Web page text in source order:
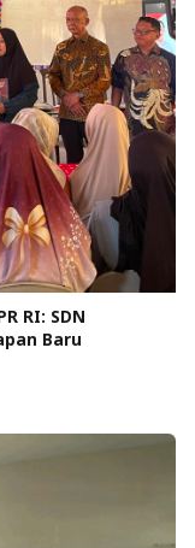
RI: SDN
Baru